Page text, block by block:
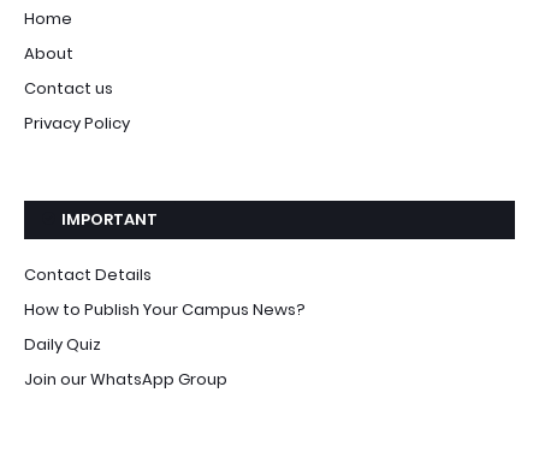
Home
About
Contact us
Privacy Policy
IMPORTANT
Contact Details
How to Publish Your Campus News?
Daily Quiz
Join our WhatsApp Group